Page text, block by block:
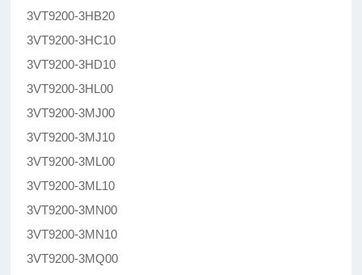
3VT9200-3HB20
3VT9200-3HC10
3VT9200-3HD10
3VT9200-3HL00
3VT9200-3MJ00
3VT9200-3MJ10
3VT9200-3ML00
3VT9200-3ML10
3VT9200-3MN00
3VT9200-3MN10
3VT9200-3MQ00